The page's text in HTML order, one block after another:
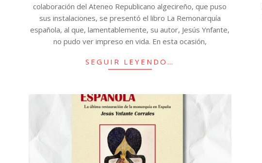
colaboración del Ateneo Republicano algecireño, que puso
sus instalaciones, se presentó el libro La Remonarquía
española, al que, lamentablemente, su autor, Jesús Ynfante,
no pudo ver impreso en vida. En esta ocasión,
SEGUIR LEYENDO…